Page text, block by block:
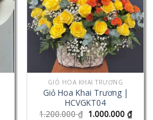
GIỎ HOA KHAI TRƯƠNG
Giỏ Hoa Khai Trương |
HCVGKT04
1.200.000₫ 1.000.000 ₫